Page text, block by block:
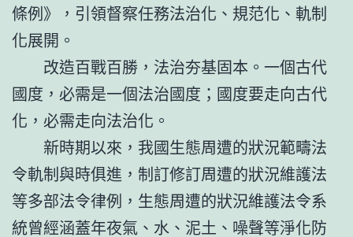
條例》，引領督察任務法治化、規范化、軌制
化展開。
改造百戰百勝，法治夯基固本。一個古代
國度，必需是一個法治國度；國度要走向古代
化，必需走向法治化。
新時期以來，我國生態周遭的狀況範疇法
令軌制與時俱進，制訂修訂周遭的狀況維護法
等多部法令律例，生態周遭的狀況維護法令系
統曾經涵蓋年夜氣、水、泥土、噪聲等淨化防